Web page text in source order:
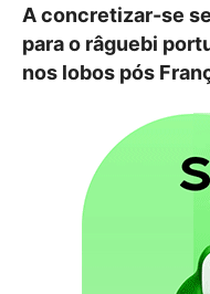
A concretizar-se
para o râguebi
nos lobos pós